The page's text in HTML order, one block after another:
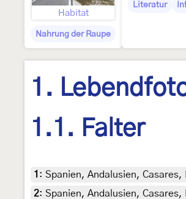
Habitat
Nahrung der Raupe
Literatur
1.
1.1. Falter
1 : Spanien, Andalusien,
2: Spanien, Andalusien,